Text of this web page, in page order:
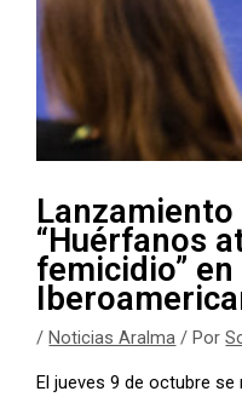
“Huérfanos
femicidio”
/Noticias Aralma / Por
El jueves 9 de octubre